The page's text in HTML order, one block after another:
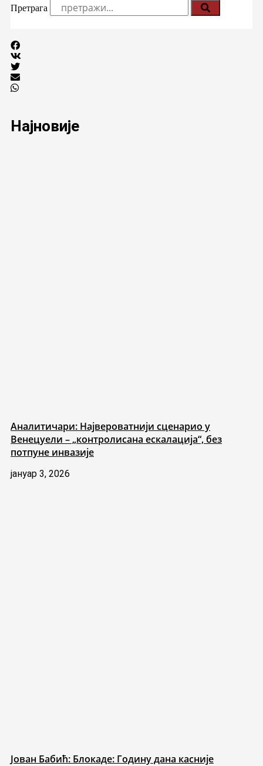
Претрага
Најновије
Аналитичари: Највероватнији сценарио у
Венецуели – „контролисана ескалација“, без
потпуне инвазије
јануар 3, 2026
Јован Бабић: Блокаде: Годину дана касније